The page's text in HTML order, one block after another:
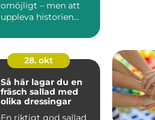
omöjligt – men att
uppleva historien...
28. okt
Så här lagar du en
fräsch sallad med
olika dressingar
En riktigt god sallad